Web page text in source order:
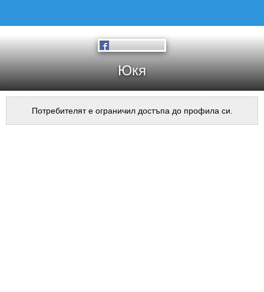
Юкя
Потребителят е ограничил достъпа до профила си.